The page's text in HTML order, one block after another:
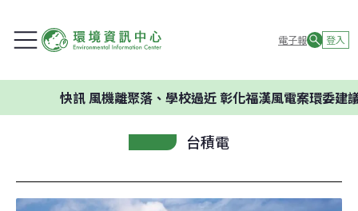
電子報 登入
風機離聚落、學校過近 彰化福漢風電案環委建議不應開發
台積電